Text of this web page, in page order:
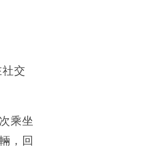
交
乘坐
，回